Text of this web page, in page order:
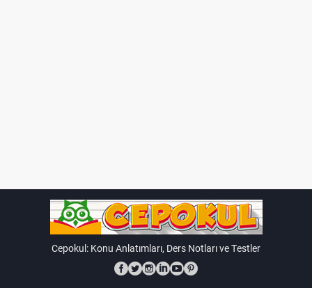
Cepokul: Konu Anlatımları, Ders Notları ve Testler